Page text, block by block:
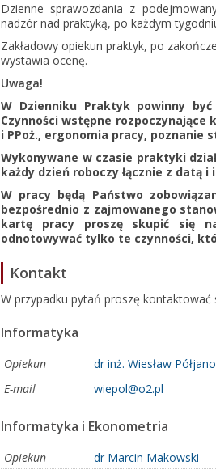
Dzienne sprawozdania z
nadzór nad praktyką, po każdym
Zakładowy opiekun praktyk, po
wystawia ocenę.
Uwaga!
W Dzienniku Praktyk powinny
Czynności wstępne
i PPoż., ergonomia pracy,
Wykonywane w czasie praktyki
każdy dzień roboczy łącznie z datą
W pracy będą Państwo
bezpośrednio z zajmowanego
kartę pracy proszę skupić się
odnotowywać tylko te czynności,
Kontakt
W przypadku pytań proszę kontaktować
Informatyka
Opiekun
dr inż. Wiesław
E-mail
wiepol@o2.pl
Informatyka i Ekonometria
Opiekun
dr Marcin Makowski